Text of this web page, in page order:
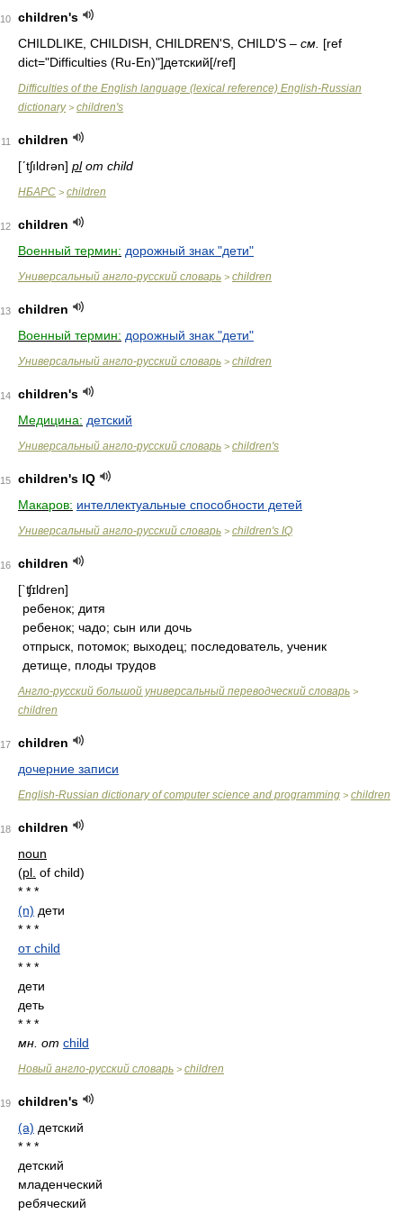
10
children's
CHILDLIKE, CHILDISH, CHILDREN'S, CHILD'S – см. [ref
dict="Difficulties (Ru-En)"]детский[/ref]
Difficulties of the English language (lexical reference) English-Russian
dictionary> children's
11
children
[ʹtʃıldrən] plот child
НБАРС > children
12
children
Военный термин: дорожный знак "дети"
Универсальный англо-русский словарь > children
13
children
Военный термин: дорожный знак "дети"
Универсальный англо-русский словарь > children
14
children's
Медицина: детский
Универсальный англо-русский словарь > children's
15
children's IQ
Макаров: интеллектуальные способности детей
Универсальный англо-русский словарь > children's IQ
16
children
[`ʧɪldren]
ребенок; дитя
ребенок; чадо; сын или дочь
отпрыск, потомок; выходец; последователь, ученик
детище, плоды трудов
Англо-русский большой универсальный переводческий словарь >
children
17
children
дочерние записи
English-Russian dictionary of computer science and programming > children
18
children
noun
(pl. of child)
* * *
(n) дети
* * *
от child
* * *
дети
деть
* * *
мн. от child
Новый англо-русский словарь > children
19
children's
(a) детский
* * *
детский
младенческий
ребяческий